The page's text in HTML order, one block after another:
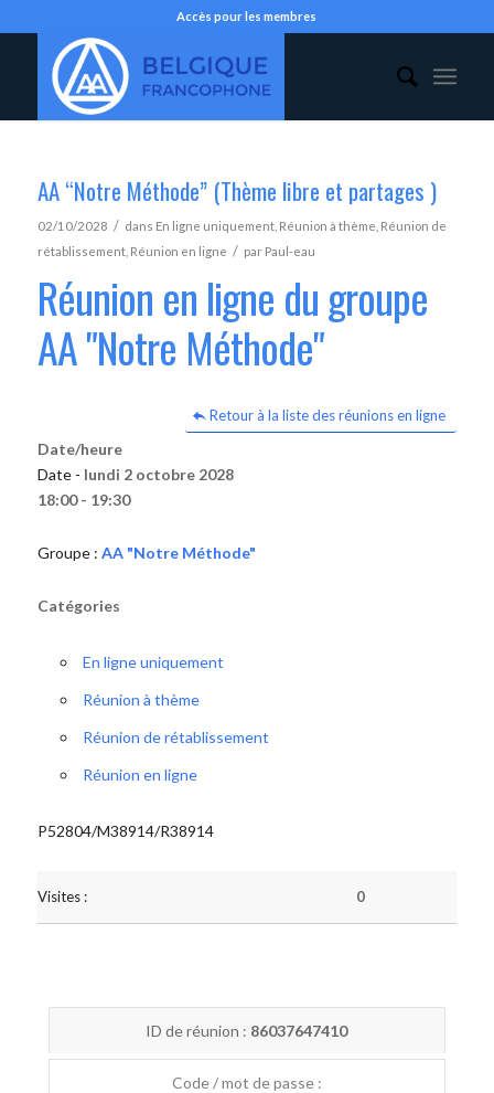
Accès pour les membres
AA “Notre Méthode” (Thème libre et partages )
02/10/2028 / dans En ligne uniquement, Réunion à thème Réunion de
rétablissement, Réunion en ligne / par Paul-eau
Réunion en ligne du groupe
AA "Notre Méthode"
Retour à la liste des réunions en ligne
Date/heure
Date - lundi 2 octobre 2028
18:00 - 19:30
Groupe : AA "Notre Méthode"
Catégories
En ligne uniquement
Réunion à thème
Réunion de rétablissement
Réunion en ligne
P52804/M38914/R38914
Visites : 0
ID de réunion : 86037647410
Code / mot de passe :